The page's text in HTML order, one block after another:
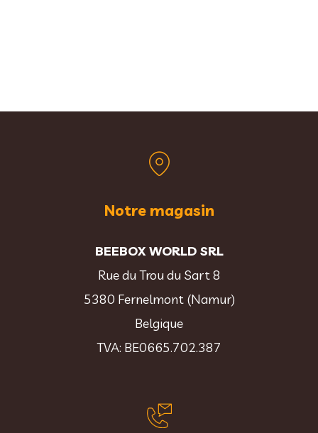
Notre magasin
BEEBOX WORLD SRL
Rue du Trou du Sart 8
5380 Fernelmont (Namur)
Belgique
TVA: BE0665.702.387